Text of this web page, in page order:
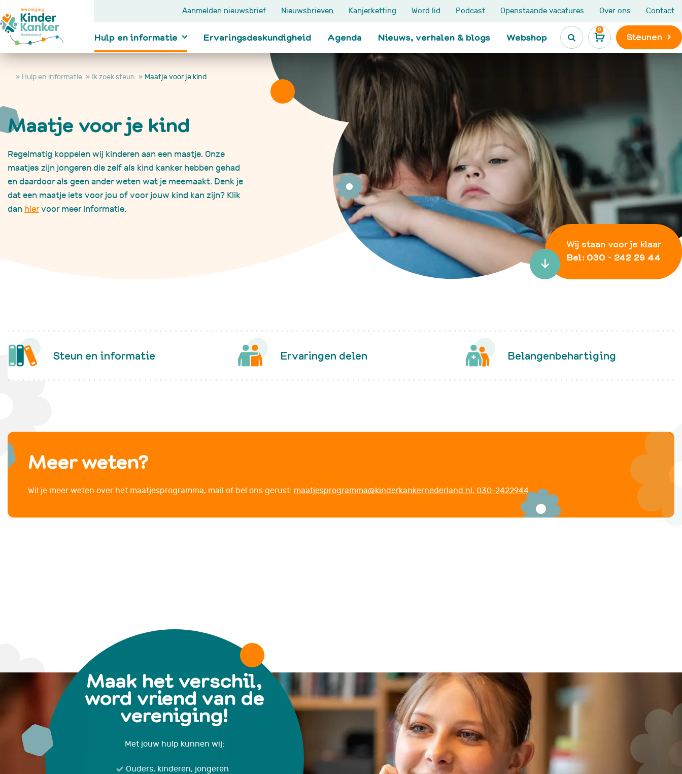
Aanmelden nieuwsbrief Nieuwsbrieven Kanjerketting Word lid Podcast Openstaande vacatures Over ons Contact
Hulp en informatie
Hulp en
informatie
Kanker bij kinderen
Diagnose
Na behandeling
Je kind wordt niet meer
beter
Je kind is overleden
Klinisch onderzoek
Impact op het gezin
Relatie met familie en
Werk en inkomen
Ik zoek steun
Ervaringen delen
Oudersteuners
Contactlijn
Maatje voor je kind
Koesterkindmaatjes
Blogs
Wandelcoach: na de
bloemenkraal
Kinderen en jongeren
Ik heb kanker
Maatjesprogramma
De Kanjerketting
Broers en zussen
Leven na
kinderkanker
Late gevolgen
Niet Aangeboren
Hersenletsel
LATER-zorg en
onderzoek
Nieuws, blogs en
ervaringen
VOX activiteiten
Podcast 'Ketting van
Verhalen'
Behandelingen bij FA
Nieuwe ontwikkelingen
Levensfasen
Zorgvoorzieningen
Ervaringsdeskundigheid Agenda Nieuws, verhalen & blogs Webshop 
0
Steunen
... Hulp en informatie Ik zoek steun Maatje voor je kind
Wij staan voor je klaar
Bel: 030 - 242 29 44
Maatje voor je kind
Regelmatig koppelen wij kinderen aan een maatje. Onze
maatjes zijn jongeren die zelf als kind kanker hebben gehad
en daardoor als geen ander weten wat je meemaakt. Denk je
dat een maatje iets voor jou of voor jouw kind kan zijn? Klik
dan hiervoor meer informatie.

Steun en informatie Ervaringen delen Belangenbehartiging
Meer weten?
Wil je meer weten over het maatjesprogramma, mail of bel ons gerust: maatjesprogramma@kinderkankernederland.nl, 030-2422944.
Maak het verschil,
word vriend van de
vereniging!
Met jouw hulp kunnen wij:
Ouders, kinderen, jongeren